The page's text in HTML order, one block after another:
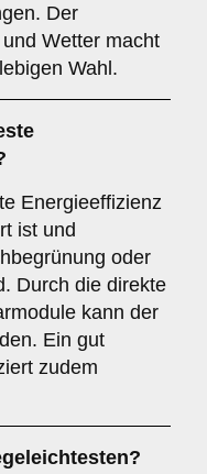
Der
Wetter macht
Wahl.
Energieeffizienz
ist und
oder
Durch die direkte
kann der
Ein gut
zudem